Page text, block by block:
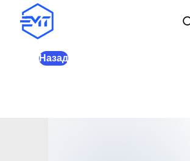
Назад